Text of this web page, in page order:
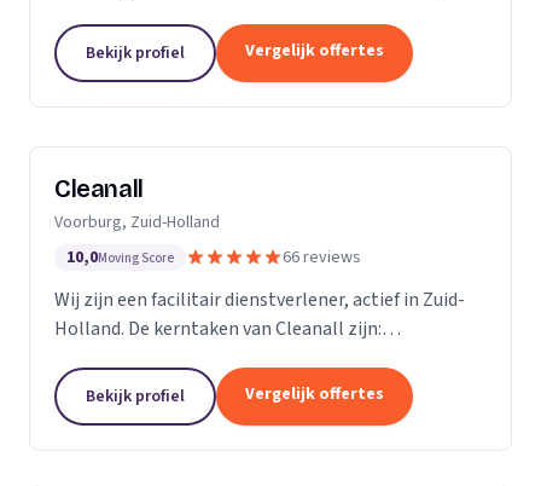
Content Management Systeem Joomla, zet ik, Ton
van der Helm,...
Bekijk profiel Vergelijk offertes
Cleanall
Voorburg, Zuid-Holland
10,0Moving Score 66 reviews
Wij zijn een facilitair dienstverlener, actief in Zuid-
Holland. De kerntaken van Cleanall zijn:
wij aanbieden in particulieren en zakelijke
omgevingen....
Bekijk profiel Vergelijk offertes